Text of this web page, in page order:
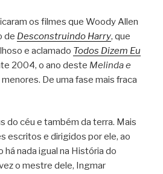
os filmes que Woody Allen
de Desconstruindo Harry, que
e aclamado Todos Dizem Eu
2004, o ano deste Melinda e
De uma fase mais fraca
do céu e também da terra. Mais
escritos e dirigidos por ele, ao
nada igual na História do
o mestre dele, Ingmar